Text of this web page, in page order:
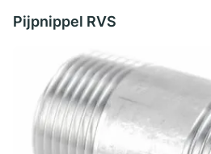
Pijpnippel RVS